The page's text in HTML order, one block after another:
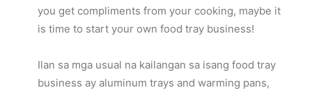
you get compliments from your cooking, maybe it
is time to start your own food tray business!
Ilan sa mga usual na kailangan sa isang food tray
business ay aluminum trays and warming pans,